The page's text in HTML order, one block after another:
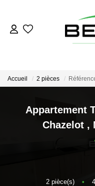
Accueil 2 pièces
Appartement
Chazelot ,
2pièce(s) •